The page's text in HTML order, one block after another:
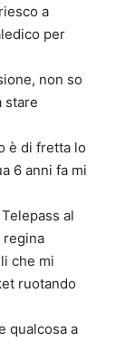
a
per
non so
stare
è di fretta lo
6 anni fa mi
al
regina
che mi
ruotando
qualcosa a